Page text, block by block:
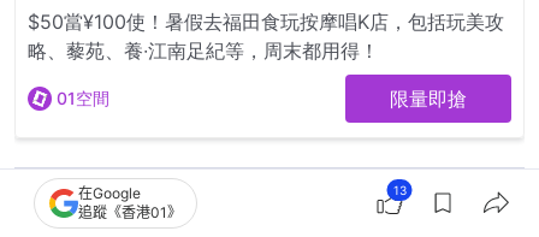
3
在Google
追蹤《香港01》
13